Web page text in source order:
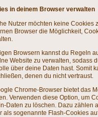
in deinem Browser verwalten
Nutzer möchten keine Cookies
Browser die Möglichkeit,
Browsern kannst du Regeln
Website zu verwalten, sodass
über deine Daten hast. Somit
denen du nicht vertraust.
Chrome-Browser bietet das
Verwenden diese Option, um
Daten zu löschen. Dazu zählen
als sogenannte Flash-Cookies